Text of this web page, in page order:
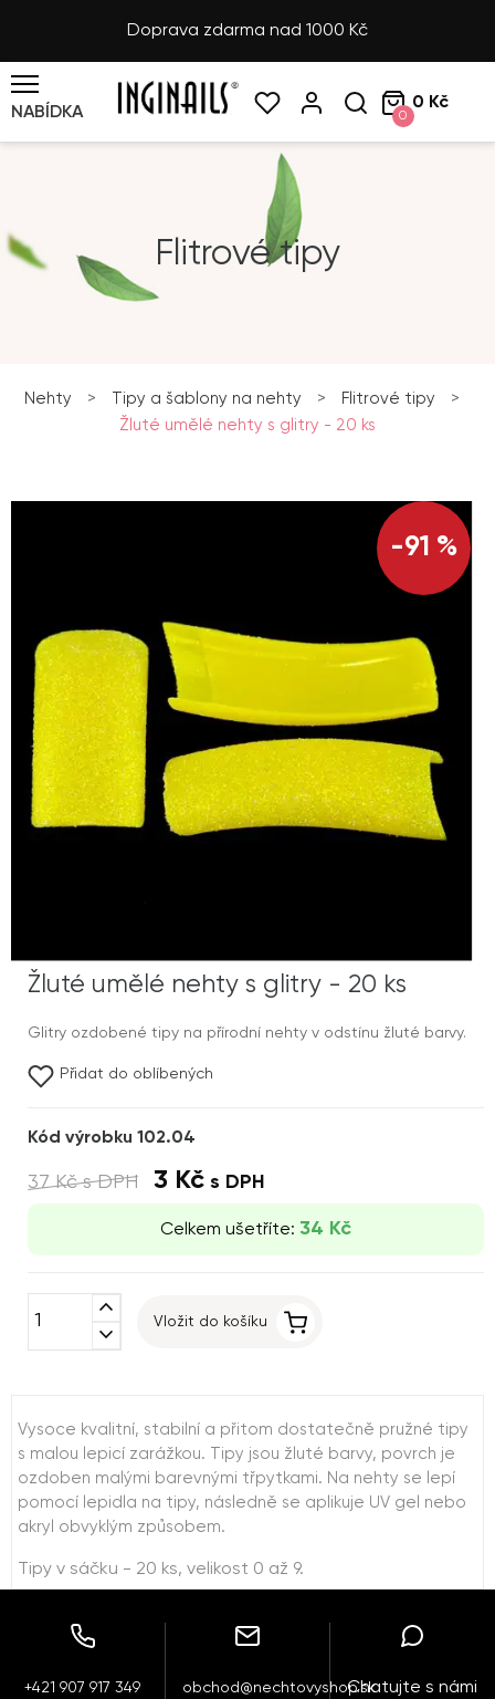
Doprava zdarma nad 1000 Kč
NABÍDKA 0
0 Kč
Flitrové tipy
Nehty > Tipy a šablony na nehty > Flitrové tipy
>
Žluté umělé nehty s glitry - 20 ks
-91 %
Žluté umělé nehty s glitry - 20 ks
Glitry ozdobené tipy na přírodní nehty v odstínu žluté barvy.
Přidat do oblíbených
Kód výrobku 102.04
37 Kčs DPH 3 Kč s DPH
Celkem ušetříte: 34 Kč
expand_less
expand_more
Vložit do košíku
Vysoce kvalitní, stabilní a přitom dostatečně pružné tipy
s malou lepicí zarážkou. Tipy jsou žluté barvy, povrch je
ozdoben malými barevnými třpytkami. Na nehty se lepí
pomocí lepidla na tipy, následně se aplikuje UV gel nebo
akryl obvyklým způsobem.
Tipy v sáčku - 20 ks, velikost 0 až 9.
+421 907 917 349 obchod@nechtovyshop.skChatujte s námi